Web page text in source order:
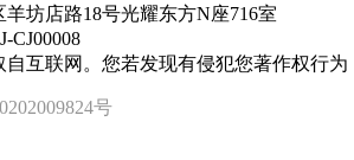
坊店路18号光耀东方N座716室
CJ00008
互联网。您若发现有侵犯您著作权行
号